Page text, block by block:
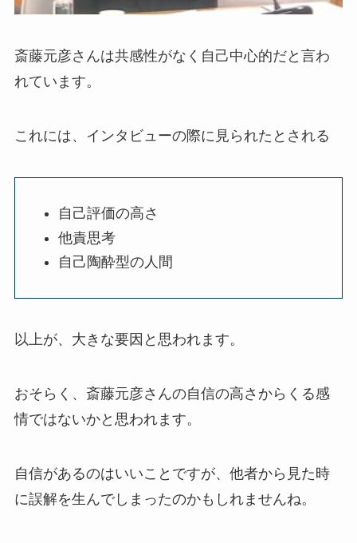
斎藤元彦さんは共感性がなく自己中心的だと言わ
れています。
これには、インタビューの際に見られたとされる
自己評価の高さ
他責思考
自己陶酔型の人間
以上が、大きな要因と思われます。
おそらく、斎藤元彦さんの自信の高さからくる感
情ではないかと思われます。
自信があるのはいいことですが、他者から見た時
に誤解を生んでしまったのかもしれませんね。